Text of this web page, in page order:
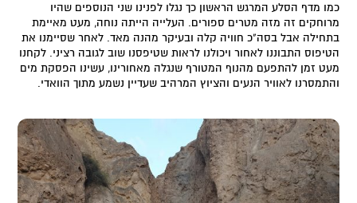
כמו מדף הסלע המרגש הראשון כך נגלו לפנינו שני הנוספים שהיו
מרוחקים זה מזה מטרים ספורים. העלייה הייתה נוחה, מעט מאיימת
בתחילה אבל בסה"כ חוויה קלה ובעיקר מהנה מאד. לאחר שסיימנו את
הטיפוס התבוננו לאחור ויכולנו לראות שטיפסנו שוב לגובה רציני. לקחנו
מעט זמן להתפעם מהנוף המטורף שנגלה מאחורינו, עשינו הפסקת מים
והתמסרנו לאוויר הנעים והציוץ המרהיב שעדיין נשמע מתוך הוואדי.